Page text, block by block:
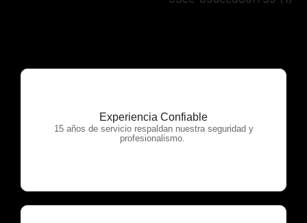
Experiencia Confiable
15 años de servicio respaldan nuestra seguridad y
profesionalismo.
OTP Servicios